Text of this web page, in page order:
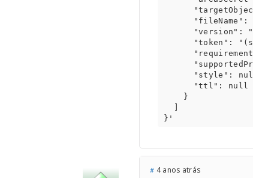
}'
# 4 anos atrás